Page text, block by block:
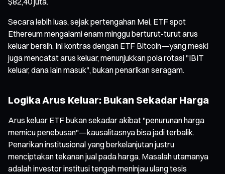
Secara lebih luas, sejak pertengahan Mei, ETF spot
Ethereum mengalami enam minggu berturut-turut arus
keluar bersih. Ini kontras dengan ETF Bitcoin—yang meski
juga mencatat arus keluar, menunjukkan pola rotasi "IBIT
keluar, dana lain masuk", bukan penarikan seragam.
Logika Arus Keluar: Bukan Sekadar Harga
Arus keluar ETF bukan sekadar akibat "penurunan harga
memicu penebusan"—kausalitasnya bisa jadi terbalik.
Penarikan institusional yang berkelanjutan justru
menciptakan tekanan jual pada harga. Masalah utamanya
adalah investor institusi tengah meninjau ulang tesis